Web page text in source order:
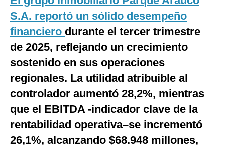
Internacional
Tecnología
Mix
G de Gestión
Notas Contratadas
Podcast
S.A. reportó un sólido desempeño
financiero durante el tercer trimestre
de 2025, reflejando un crecimiento
sostenido en sus operaciones
regionales. La utilidad atribuible al
controlador aumentó 28,2%, mientras
que el EBITDA -indicador clave de la
rentabilidad operativa–se incrementó
26,1%, alcanzando $68.948 millones,